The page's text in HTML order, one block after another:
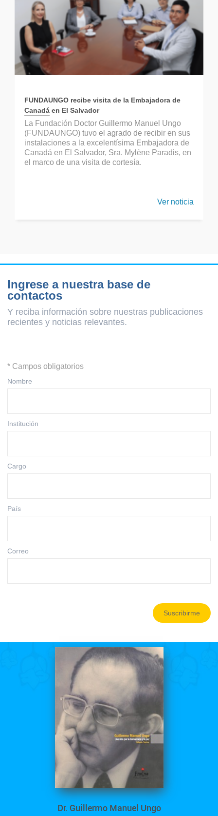
FUNDAUNGO recibe visita de la Embajadora de
Canadá en El Salvador
La Fundación Doctor Guillermo Manuel Ungo
(FUNDAUNGO) tuvo el agrado de recibir en sus
instalaciones a la excelentísima Embajadora de
Canadá en El Salvador, Sra. Mylène Paradis, en
el marco de una visita de cortesía.
Ver noticia
Ingrese a nuestra base de
contactos
Y reciba información sobre nuestras publicaciones
recientes y noticias relevantes.
* Campos obligatorios
Nombre
Institución
Cargo
País
Correo
Suscribirme
Dr. Guillermo Manuel Ungo